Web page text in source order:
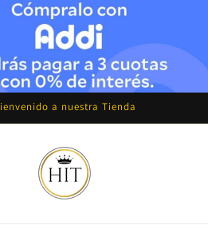
a nuestra Tienda